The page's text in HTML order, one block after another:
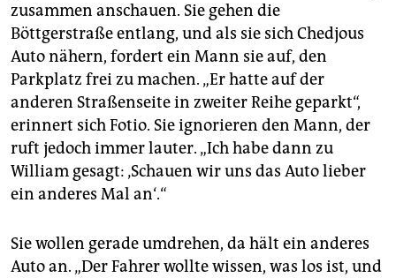
zusammen anschauen. Sie gehen die
Böttgerstraße entlang, und als sie sich Chedjous
Auto nähern, fordert ein Mann sie auf, den
Parkplatz frei zu machen. „Er hatte auf der
anderen Straßenseite in zweiter Reihe geparkt“,
erinnert sich Fotio. Sie ignorieren den Mann, der
ruft jedoch immer lauter. „Ich habe dann zu
William gesagt: ‚Schauen wir uns das Auto lieber
ein anderes Mal an‘.“
Sie wollen gerade umdrehen, da hält ein anderes
Auto an. „Der Fahrer wollte wissen, was los ist, und